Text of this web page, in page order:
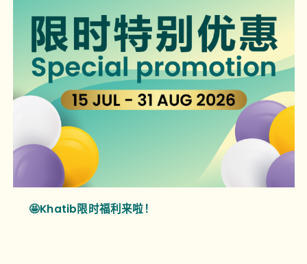
🤩Khatib限时福利来啦！